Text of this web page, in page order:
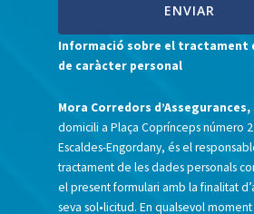
Informació sobre el tractament
de caràcter personal
Mora Corredors d’Assegurances,
domicili a Plaça Coprínceps número 2
Escaldes-Engordany, és el
tractament de les dades personals
el present formulari amb la finalitat
seva sol•licitud. En qualsevol